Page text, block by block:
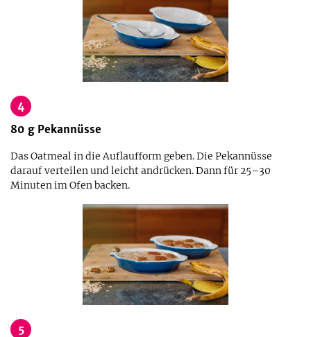
4
80 g Pekannüsse
Das Oatmeal in die Auflaufform geben. Die Pekannüsse
darauf verteilen und leicht andrücken. Dann für 25–30
Minuten im Ofen backen.
5